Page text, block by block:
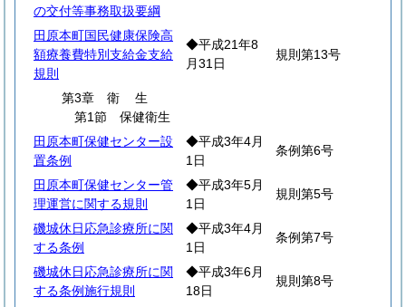
の交付等事務取扱要綱
田原本町国民健康保険高
額療養費特別支給金支給
規則
◆平成21年8
月31日
規則第13号
第3章 衛生
第1節 保健衛生
田原本町保健センター設
置条例
◆平成3年4月
1日
条例第6号
田原本町保健センター管
理運営に関する規則
◆平成3年5月
1日
規則第5号
磯城休日応急診療所に関
する条例
◆平成3年4月
1日
条例第7号
磯城休日応急診療所に関
する条例施行規則
◆平成3年6月
18日
規則第8号